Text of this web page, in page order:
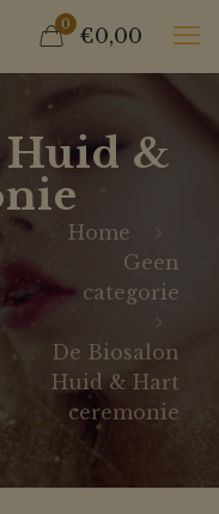
0 €0,00
Huid &
Home
Geen
categorie
De Biosalon
Huid & Hart
ceremonie